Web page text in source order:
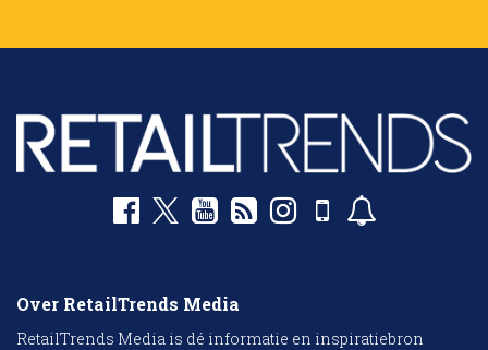
Over RetailTrends Media
RetailTrends Media is dé informatie en inspiratiebron